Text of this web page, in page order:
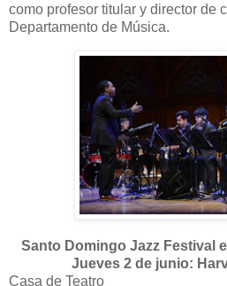
como profesor titular y director de
Departamento de Música.
Santo Domingo Jazz Festival
Jueves 2 de junio:
Casa de Teatro